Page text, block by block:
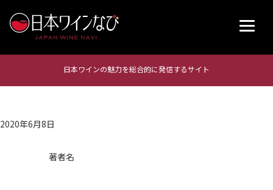
日本ワインの魅力を総合的に発信するサイト
2020年6月8日
著者名